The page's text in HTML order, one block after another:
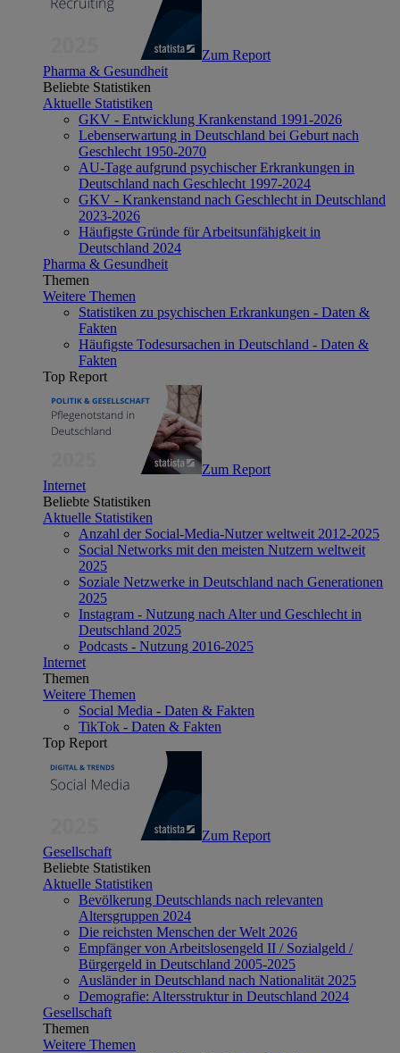
Zum Report
Pharma & Gesundheit
Beliebte Statistiken
Aktuelle Statistiken
GKV - Entwicklung Krankenstand 1991-2026
Lebenserwartung in Deutschland bei Geburt nach
Geschlecht 1950-2070
AU-Tage aufgrund psychischer Erkrankungen in
Deutschland nach Geschlecht 1997-2024
GKV - Krankenstand nach Geschlecht in Deutschland
2023-2026
Häufigste Gründe für Arbeitsunfähigkeit in
Deutschland 2024
Pharma & Gesundheit
Themen
Weitere Themen
Statistiken zu psychischen Erkrankungen - Daten &
Fakten
Häufigste Todesursachen in Deutschland - Daten &
Fakten
Top Report
Zum Report
Internet
Beliebte Statistiken
Aktuelle Statistiken
Anzahl der Social-Media-Nutzer weltweit 2012-2025
Social Networks mit den meisten Nutzern weltweit
2025
Soziale Netzwerke in Deutschland nach Generationen
2025
Instagram - Nutzung nach Alter und Geschlecht in
Deutschland 2025
Podcasts - Nutzung 2016-2025
Internet
Themen
Weitere Themen
Social Media - Daten & Fakten
TikTok - Daten & Fakten
Top Report
Zum Report
Gesellschaft
Beliebte Statistiken
Aktuelle Statistiken
Bevölkerung Deutschlands nach relevanten
Altersgruppen 2024
Die reichsten Menschen der Welt 2026
Empfänger von Arbeitslosengeld II / Sozialgeld /
Bürgergeld in Deutschland 2005-2025
Ausländer in Deutschland nach Nationalität 2025
Demografie: Altersstruktur in Deutschland 2024
Gesellschaft
Themen
Weitere Themen